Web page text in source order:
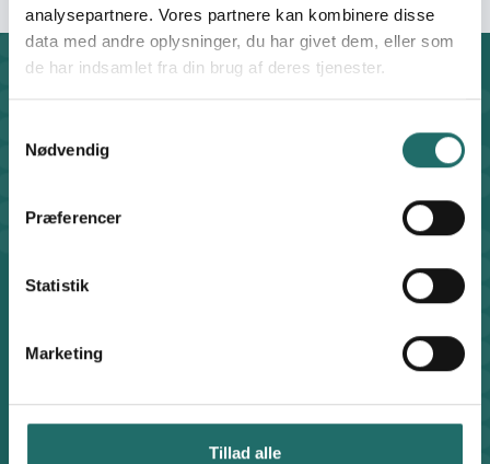
analysepartnere. Vores partnere kan kombinere disse
data med andre oplysninger, du har givet dem, eller som
de har indsamlet fra din brug af deres tjenester.
Nødvendig
Præferencer
Statistik
Marketing
Tillad alle
Klosterport 4x, 8000 Aarhus
cisu@cisu.dk
Genveje
Artikler
Indgiv en klage
Persondatapolitik